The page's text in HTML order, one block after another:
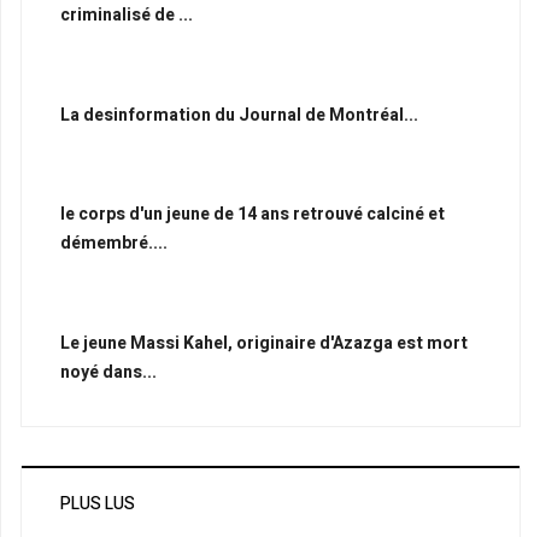
criminalisé de ...
La desinformation du Journal de Montréal...
le corps d'un jeune de 14 ans retrouvé calciné et
démembré....
Le jeune Massi Kahel, originaire d'Azazga est mort
noyé dans...
PLUS LUS